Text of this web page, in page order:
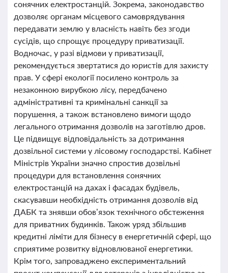
сонячних електростанцій. Зокрема, законодавство
дозволяє органам місцевого самоврядування
передавати землю у власність навіть без згоди
сусідів, що спрощує процедуру приватизації.
Водночас, у разі відмови у приватизації,
рекомендується звертатися до юристів для захисту
прав. У сфері екології посилено контроль за
незаконною вирубкою лісу, передбачено
адміністративні та кримінальні санкції за
порушення, а також встановлено вимоги щодо
легального отримання дозволів на заготівлю дров.
Це підвищує відповідальність за дотримання
дозвільної системи у лісовому господарстві. Кабінет
Міністрів України значно спростив дозвільні
процедури для встановлення сонячних
електростанцій на дахах і фасадах будівель,
скасувавши необхідність отримання дозволів від
ДАБК та знявши обов’язок технічного обстеження
для приватних будинків. Також уряд збільшив
кредитні ліміти для бізнесу в енергетичній сфері, що
сприятиме розвитку відновлюваної енергетики.
Крім того, запроваджено експериментальний